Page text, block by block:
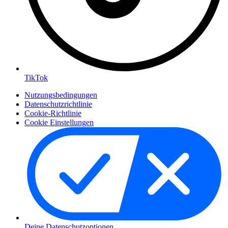
TikTok
Nutzungsbedingungen
Datenschutzrichtlinie
Cookie-Richtlinie
Cookie Einstellungen